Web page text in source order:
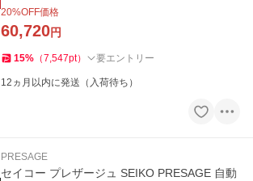
20%OFF価格
60,720円
15% （7,547pt） 要エントリー
12ヵ月以内に発送（入荷待ち）
PRESAGE
セイコー プレザージュ SEIKO PRESAGE 自動